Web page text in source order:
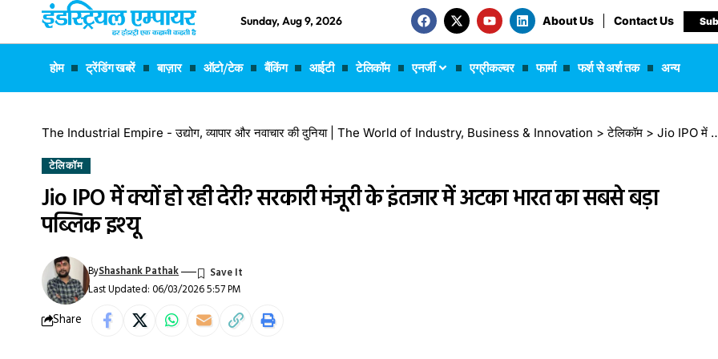
Sunday, Aug 9, 2026 About Us Contact Us
होम ट्रेंडिंग खबरें बाज़ार ऑटो/टेक बैंकिंग आईटी टेलिकॉम एनर्जी एग्रीकल्चर फार्मा फर्श से अर्श तक अन्य
The Industrial Empire - उद्योग, व्यापार और नवाचार की दुनिया | The World of Industry, Business & Innovation >टेलिकॉम > Jio IPO में क्यों हो रही देरी? सरकारी मंजूरी के इंतजार में अटका भारत का सबसे बड़ा पब्लिक इश्यू
टेलिकॉम
Jio IPO में क्यों हो रही देरी? सरकारी मंजूरी के इंतजार में अटका भारत का सबसे बड़ा
पब्लिक इश्यू
Last Updated: 06/03/2026 5:57 PM
ByShashank Pathak
Share